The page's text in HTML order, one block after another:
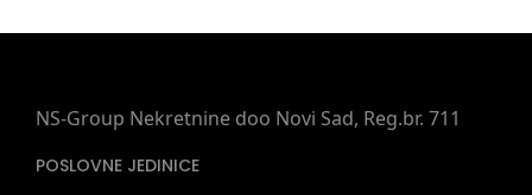
NS-Group Nekretnine doo Novi Sad, Reg.br. 711
POSLOVNE JEDINICE